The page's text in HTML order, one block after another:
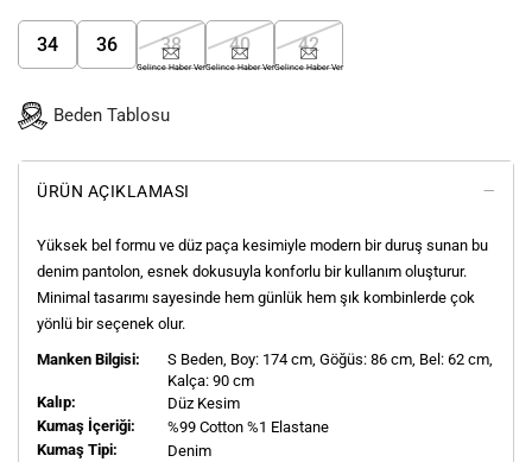
34 36 38
Gelince Haber Ver
40
Gelince Haber Ver
42
Gelince Haber Ver
Beden Tablosu
ÜRÜN AÇIKLAMASI
Yüksek bel formu ve düz paça kesimiyle modern bir duruş sunan bu
denim pantolon, esnek dokusuyla konforlu bir kullanım oluşturur.
Minimal tasarımı sayesinde hem günlük hem şık kombinlerde çok
yönlü bir seçenek olur.
Manken Bilgisi:
S Beden, Boy: 174 cm, Göğüs: 86 cm, Bel: 62 cm,
Kalça: 90 cm
Kalıp:
Düz Kesim
Kumaş İçeriği:
%99 Cotton %1 Elastane
Kumaş Tipi:
Denim